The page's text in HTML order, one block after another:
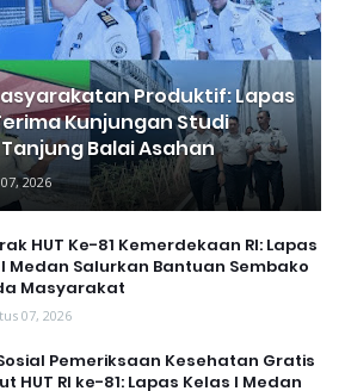
Produktif: Lapas
Kunjungan Studi
Balai Asahan
2026
HUT Ke-81 Kemerdekaan RI: Lapas
Medan Salurkan Bantuan Sembako
Masyarakat
07, 2026
Pemeriksaan Kesehatan Gratis
HUT RI ke-81: Lapas Kelas I Medan